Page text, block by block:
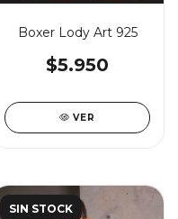
Boxer Lody Art 925
$5.950
VER
SIN STOCK